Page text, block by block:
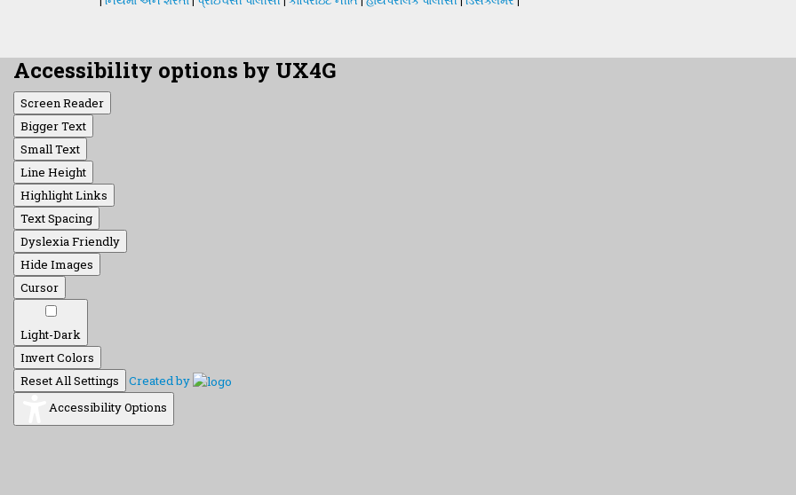
Accessibility options by UX4G
Screen Reader
Bigger Text
Small Text
Line Height
Highlight Links
Text Spacing
Dyslexia Friendly
Hide Images
Cursor
Light-Dark
Invert Colors
Reset All Settings
Created by
Accessibility Options